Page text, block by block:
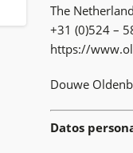
The
+31 (0)524 –
https://
Douwe
Datos